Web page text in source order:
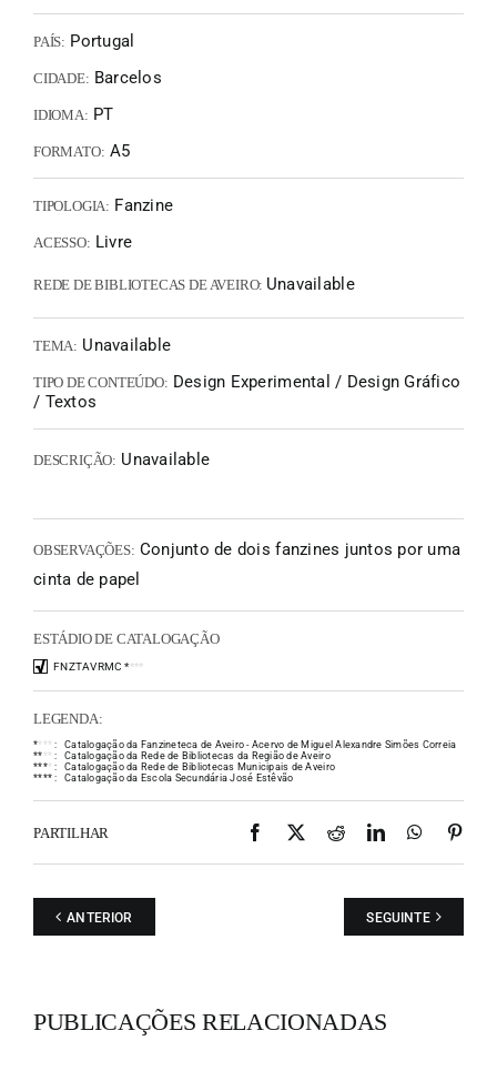
PAÍS: Portugal
CIDADE: Barcelos
IDIOMA: PT
FORMATO: A5
TIPOLOGIA: Fanzine
ACESSO: Livre
REDE DE BIBLIOTECAS DE AVEIRO: Unavailable
TEMA: Unavailable
TIPO DE CONTEÚDO: Design Experimental / Design Gráfico
/ Textos
DESCRIÇÃO: Unavailable
OBSERVAÇÕES: Conjunto de dois fanzines juntos por uma
cinta de papel
ESTÁDIO DE CATALOGAÇÃO
FNZTAVRMC ****
LEGENDA:
** * * :
Catalogação da Fanzineteca de Aveiro - Acervo de Miguel Alexandre Simões Correia
** * * :
Catalogação da Rede de Bibliotecas da Região de Aveiro
**** :
Catalogação da Rede de Bibliotecas Municipais de Aveiro
**** : Catalogação da Escola Secundária José Estêvão
PARTILHAR Facebook
X RedditLinkedIn
ANTERIOR SEGUINTE
PUBLICAÇÕES RELACIONADAS